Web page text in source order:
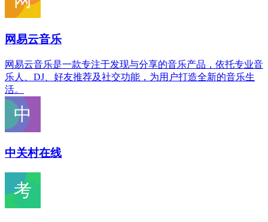
网易云音乐
网易云音乐是一款专注于发现与分享的音乐产品，依托专业音
乐人、DJ、好友推荐及社交功能，为用户打造全新的音乐生
活。
中关村在线